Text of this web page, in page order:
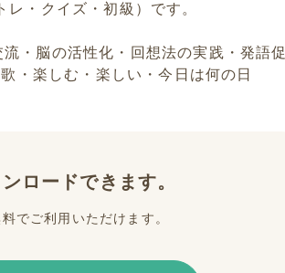
・クイズ・初級）です。
・脳の活性化・回想法の実践・発語促
・楽しむ・楽しい・今日は何の日
ロードできます。
でご利用いただけます。